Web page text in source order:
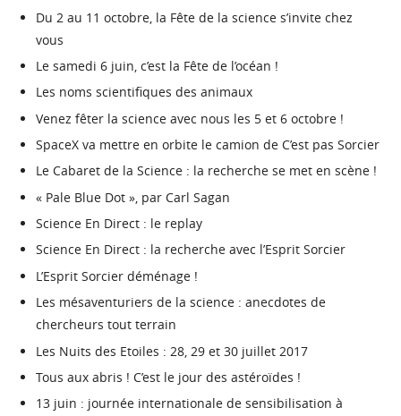
Du 2 au 11 octobre, la Fête de la science s’invite chez
vous
Le samedi 6 juin, c’est la Fête de l’océan !
Les noms scientifiques des animaux
Venez fêter la science avec nous les 5 et 6 octobre !
SpaceX va mettre en orbite le camion de C’est pas Sorcier
Le Cabaret de la Science : la recherche se met en scène !
« Pale Blue Dot », par Carl Sagan
Science En Direct : le replay
Science En Direct : la recherche avec l’Esprit Sorcier
L’Esprit Sorcier déménage !
Les mésaventuriers de la science : anecdotes de
chercheurs tout terrain
Les Nuits des Etoiles : 28, 29 et 30 juillet 2017
Tous aux abris ! C’est le jour des astéroïdes !
13 juin : journée internationale de sensibilisation à